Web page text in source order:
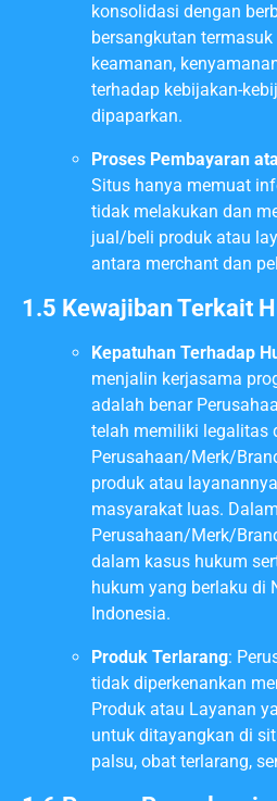
konsolidasi dengan
bersangkutan
keamanan,
terhadap kebijakan-
dipaparkan.
Proses Pembayaran
Situs hanya memuat
tidak melakukan dan
jual/beli produk atau
antara merchant dan
1.5 Kewajiban Terkait
Kepatuhan Terhadap
menjalin kerjasama
adalah benar
telah memiliki legalitas
Perusahaan/Merk/
produk atau
masyarakat luas.
Perusahaan/Merk/
dalam kasus hukum
hukum yang berlaku di
Indonesia.
Produk Terlarang:
tidak diperkenankan
Produk atau Layanan
untuk ditayangkan di
palsu, obat terlarang,